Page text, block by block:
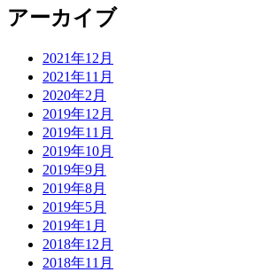
アーカイブ
2021年12月
2021年11月
2020年2月
2019年12月
2019年11月
2019年10月
2019年9月
2019年8月
2019年5月
2019年1月
2018年12月
2018年11月